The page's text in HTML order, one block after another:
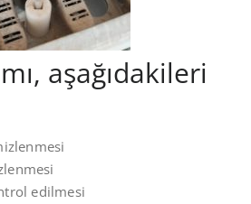
aşağıdakileri
edilmesi